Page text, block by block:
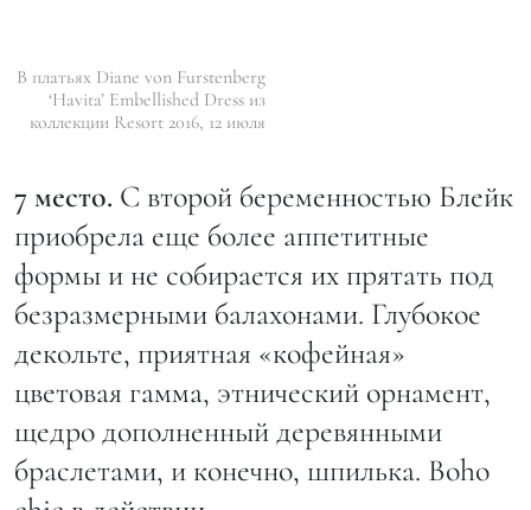
В платьях Diane von Furstenberg
‘Havita’ Embellished Dress из
коллекции Resort 2016, 12 июля
7 место. С второй беременностью Блейк
приобрела еще более аппетитные
формы и не собирается их прятать под
безразмерными балахонами. Глубокое
декольте, приятная «кофейная»
цветовая гамма, этнический орнамент,
щедро дополненный деревянными
браслетами, и конечно, шпилька. Boho